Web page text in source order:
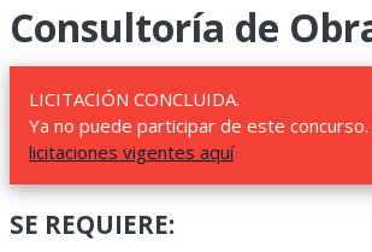
Consultoría de
LICITACIÓN CONCLUIDA.
Ya no puede participar de este concurso.
licitaciones vigentes aquí
SE REQUIERE: